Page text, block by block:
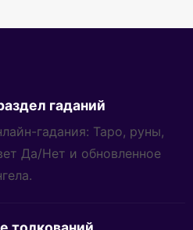
гаданий
гадания: Таро, руны,
Да/Нет и обновленное